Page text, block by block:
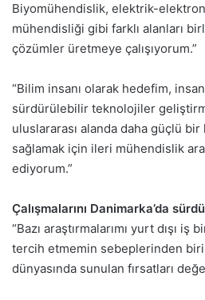
Biyomühendislik, elektrik-
mühendisliği gibi farklı alanları
çözümler üretmeye çalışıyorum.”
“Bilim insanı olarak hedefim,
sürdürülebilir teknolojiler
uluslararası alanda daha güçlü bir
sağlamak için ileri mühendislik
ediyorum.”
Çalışmalarını Danimarka’da
“Bazı araştırmalarımı yurt dışı
tercih etmemin sebeplerinden
dünyasında sunulan fırsatları